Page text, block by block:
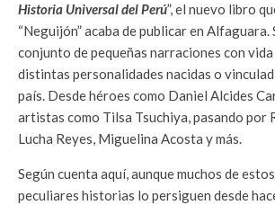
Historia Universal del Perú”, el nuevo libro
“Neguijón” acaba de publicar en Alfaguara.
conjunto de pequeñas narraciones con
distintas personalidades nacidas o
país. Desde héroes como Daniel Alcides
artistas como Tilsa Tsuchiya, pasando por
Lucha Reyes, Miguelina Acosta y más.
Según cuenta aquí, aunque muchos de
peculiares historias lo persiguen desde